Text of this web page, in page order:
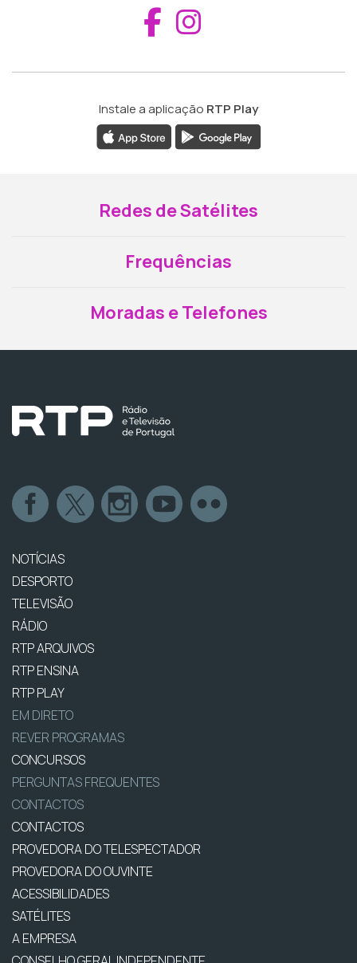
Aceder ao
Instale a aplicação RTP Play
Redes de Satélites
Frequências
Moradas e Telefones
NOTÍCIAS
DESPORTO
TELEVISÃO
RÁDIO
RTP ARQUIVOS
RTP ENSINA
RTP PLAY
EM DIRETO
REVER PROGRAMAS
CONCURSOS
PERGUNTAS FREQUENTES
CONTACTOS
CONTACTOS
PROVEDORA DO TELESPECTADOR
PROVEDORA DO OUVINTE
ACESSIBILIDADES
SATÉLITES
A EMPRESA